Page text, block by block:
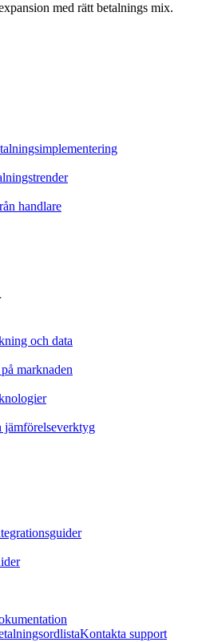
med rätt betalnings mix.
handlare
och data
marknaden
jämförelseverktyg
Kontakta support